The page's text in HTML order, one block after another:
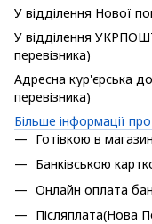
У відділення Нової
У відділення
перевізника)
Адресна кур'єрська
перевізника)
Більше інформації
Готівкою в
Банківською
Онлайн оплата
Післяплата(Нова